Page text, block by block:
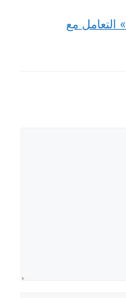
Abdulaziz Al Rashdi » التعامل مع